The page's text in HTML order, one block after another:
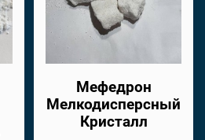
Мефедрон
Мелкодисперсный
Кристалл